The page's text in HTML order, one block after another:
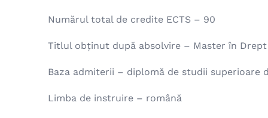
Numărul total de credite ECTS – 90
Titlul obținut după absolvire – Master în Drept
Baza admiterii – diplomă de studii superioare
Limba de instruire – română